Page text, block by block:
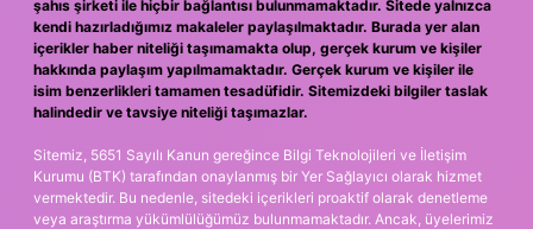
şahıs şirketi ile hiçbir bağlantısı bulunmamaktadır. Sitede yalnızca
kendi hazırladığımız makaleler paylaşılmaktadır. Burada yer alan
içerikler haber niteliği taşımamakta olup, gerçek kurum ve kişiler
hakkında paylaşım yapılmamaktadır. Gerçek kurum ve kişiler ile
isim benzerlikleri tamamen tesadüfidir. Sitemizdeki bilgiler taslak
halindedir ve tavsiye niteliği taşımazlar.
Sitemiz, 5651 Sayılı Kanun gereğince Bilgi Teknolojileri ve İletişim
Kurumu (BTK) tarafından onaylanmış bir Yer Sağlayıcı olarak hizmet
vermektedir. Bu nedenle, sitedeki içerikleri proaktif olarak denetleme
veya araştırma yükümlülüğümüz bulunmamaktadır. Ancak, üyelerimiz